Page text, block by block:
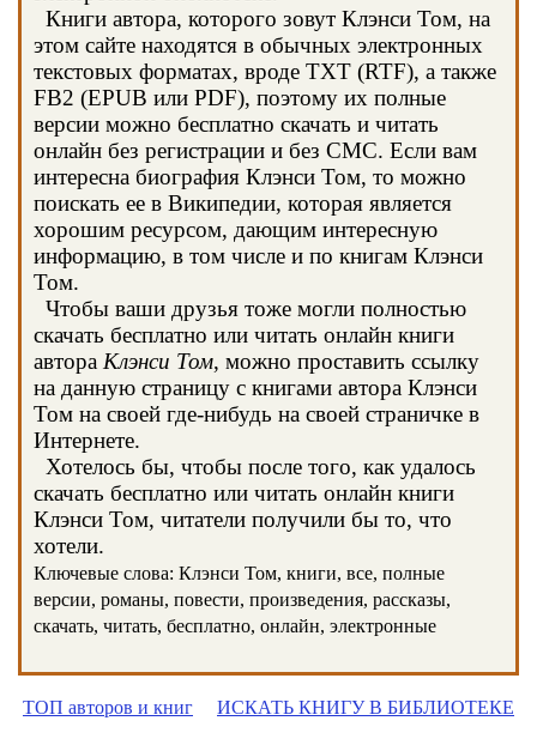
Книги автора, которого зовут Клэнси Том, на
этом сайте находятся в обычных электронных
текстовых форматах, вроде TXT (RTF), а также
FB2 (EPUB или PDF), поэтому их полные
версии можно бесплатно скачать и читать
онлайн без регистрации и без СМС. Если вам
интересна биография Клэнси Том, то можно
поискать ее в Википедии, которая является
хорошим ресурсом, дающим интересную
информацию, в том числе и по книгам Клэнси
Том.
Чтобы ваши друзья тоже могли полностью
скачать бесплатно или читать онлайн книги
автора Клэнси Том, можно проставить ссылку
на данную страницу с книгами автора Клэнси
Том на своей где-нибудь на своей страничке в
Интернете.
Хотелось бы, чтобы после того, как удалось
скачать бесплатно или читать онлайн книги
Клэнси Том, читатели получили бы то, что
хотели.
Ключевые слова: Клэнси Том, книги, все, полные
версии, романы, повести, произведения, рассказы,
скачать, читать, бесплатно, онлайн, электронные
ТОП авторов и книг ИСКАТЬ КНИГУ В БИБЛИОТЕКЕ